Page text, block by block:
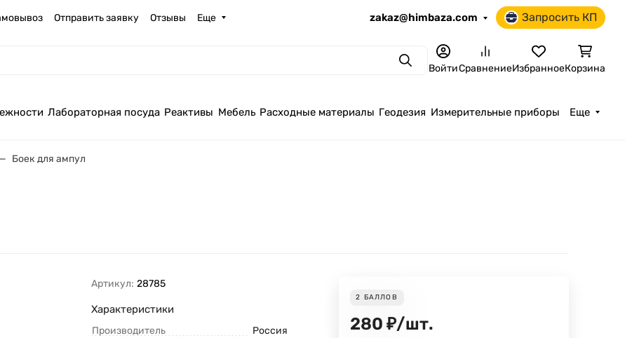
Отправить заявку Отзывы Еще zakaz@himbaza.com Запросить КП
ПоискВойтиСравнениеИзбранноеКорзина
Лабораторная посуда Реактивы Мебель Расходные материалы Геодезия Измерительные приборы Еще
Боек для ампул
Артикул: 28785
Характеристики
Производитель
Россия
2 БАЛЛОВ
280 ₽/шт.